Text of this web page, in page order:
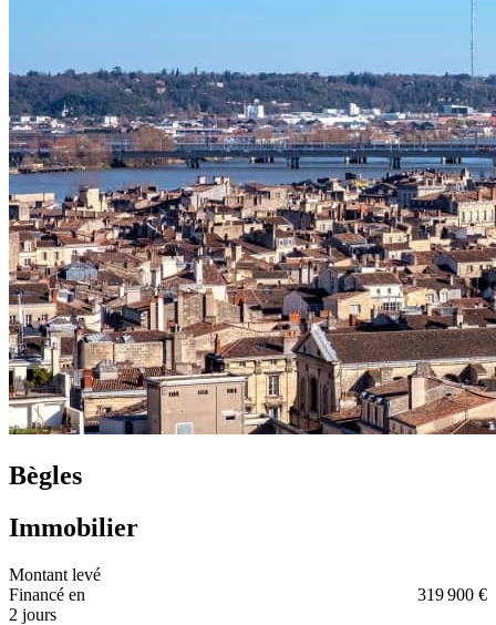
Bègles
Immobilier
Montant levé
319 900 €
Financé en
2 jours